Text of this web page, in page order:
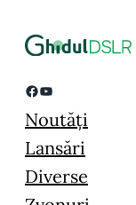
Facebook YouTube
Noutăți
Lansări
Diverse